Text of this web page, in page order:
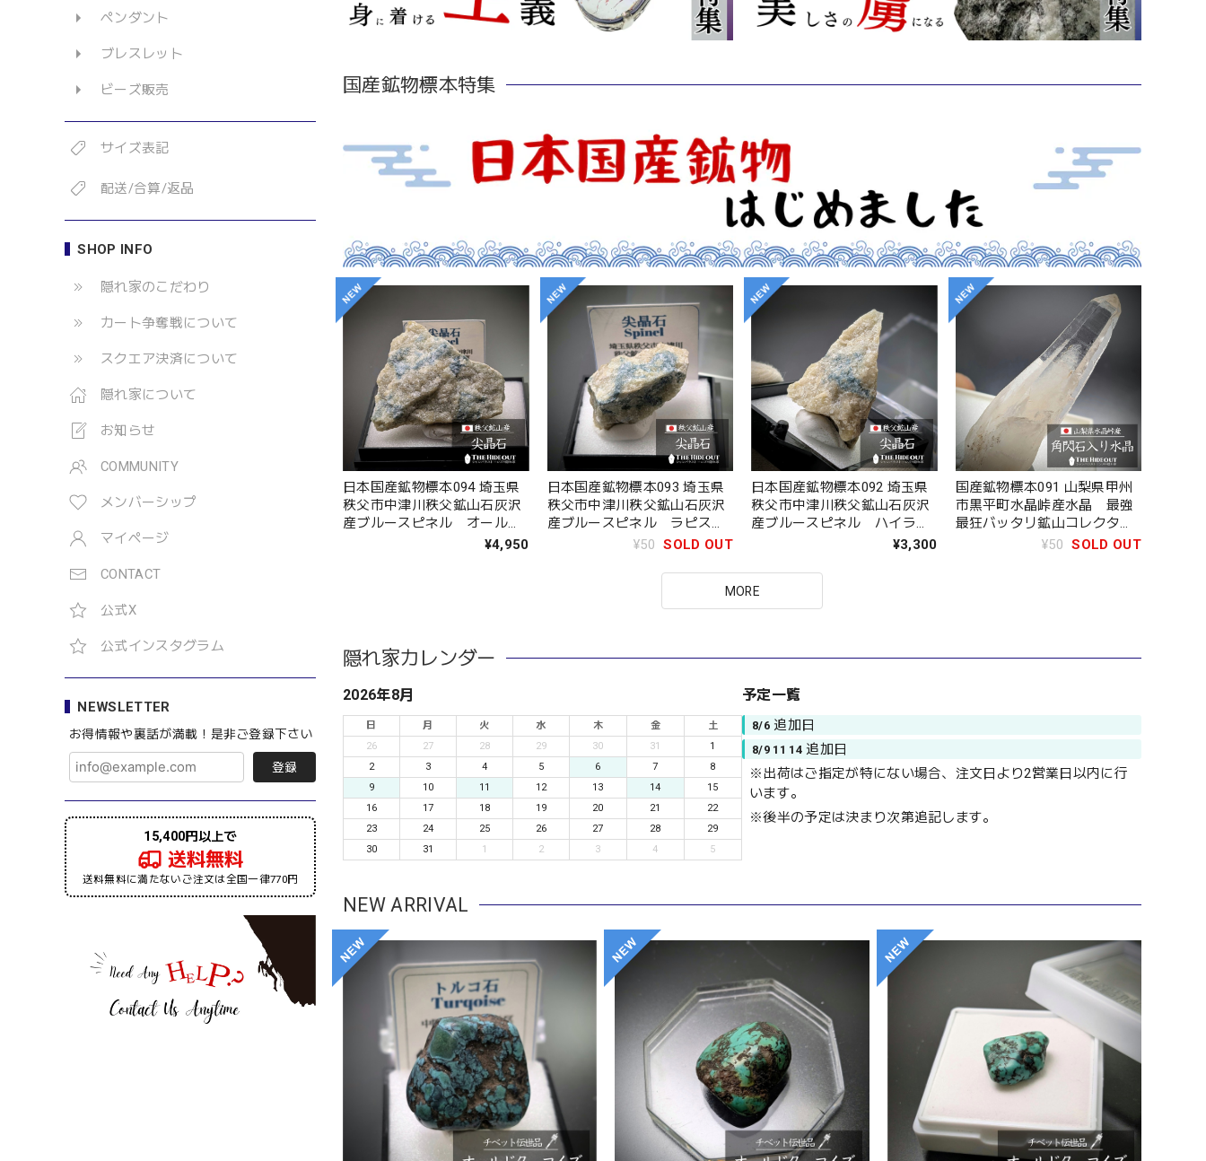
ペンダント
ブレスレット
ビーズ販売
サイズ表記
配送/合算/返品
SHOP INFO
隠れ家のこだわり
カート争奪戦について
スクエア決済について
隠れ家について
お知らせ
COMMUNITY
メンバーシップ
マイページ
CONTACT
公式X
公式インスタグラム
NEWSLETTER
お得情報や裏話が満載！是非ご登録下さい
登録
15,400円以上で
送料無料
送料無料に満たないご注文は全国一律770円
国産鉱物標本特集
日本国産鉱物標本094 埼玉県
秩父市中津川秩父鉱山石灰沢
産ブルースピネル オールア
ラウンド・ザ・ブルースピネ
¥4,950
日本国産鉱物標本093 埼玉県
秩父市中津川秩父鉱山石灰沢
産ブルースピネル ラピスで
すか？と問いたいほどにブル
¥50 SOLD OUT
日本国産鉱物標本092 埼玉県
秩父市中津川秩父鉱山石灰沢
産ブルースピネル ハイラル
紋様か？三角形の圧倒的造形
¥3,300
国産鉱物標本091 山梨県甲州
市黒平町水晶峠産水晶 最強
最狂バッタリ鉱山コレクター
¥50 SOLD OUT
MORE
NEW ARRIVAL
隠れ家カレンダー
2026年8月
日 月 火 水 木 金
土
26
27 28 29 30 31
1
2
3 4 5 6 7
8
9
10 11 12 13 14
15
16
17 18 19 20 21
22
23
24 25 26 27 28
29
30
31 1 2 3 4 5
予定一覧
8/6追加日
8/9 11 14追加日
※出荷はご指定が特にない場合、注文日より2営業日以内に行
います。
※後半の予定は決まり次第追記します。